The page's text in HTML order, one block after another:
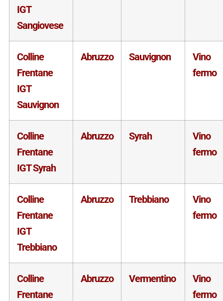
IGT
Sangiovese
Colline
Frentane
IGT
Sauvignon
Abruzzo Sauvignon
Vino
fermo
Colline
Frentane
IGT Syrah
Abruzzo Syrah
Vino
fermo
Colline
Frentane
IGT
Trebbiano
Abruzzo Trebbiano
Vino
fermo
Colline
Frentane
Abruzzo Vermentino
Vino
fermo